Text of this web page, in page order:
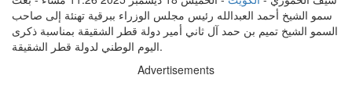
سمو الشيخ أحمد العبدالله رئيس مجلس الوزراء ببرقية تهنئة إلى صاحب
السمو الشيخ تميم بن حمد آل ثاني أمير دولة قطر الشقيقة بمناسبة ذكرى
اليوم الوطني لدولة قطر الشقيقة.
Advertisements